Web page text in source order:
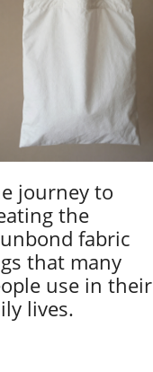
journey to
the
fabric
that many
use in their
lives.